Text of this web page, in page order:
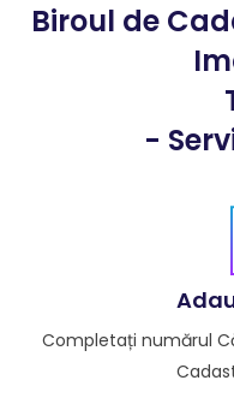
Biroul de
-
Completați numărul